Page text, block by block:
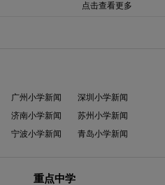
点击查看更多
广州小学新闻
深圳小学新闻
济南小学新闻
苏州小学新闻
宁波小学新闻 青岛小学新闻
重点中学